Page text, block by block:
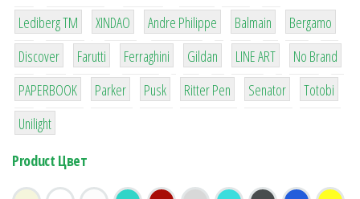
3
Lediberg ТМ
3
XINDAO
1
Andre Philippe
4
Balmain
26
Bergamo
64
Discover
299
Farutti
4
Ferraghini
42
Gildan
4
LINE ART
90
No Brand
8
PAPERBOOK
6
Parker
2
Pusk
22
Ritter Pen
15
Senator
43
Totobi
1
Unilight
Product Цвет